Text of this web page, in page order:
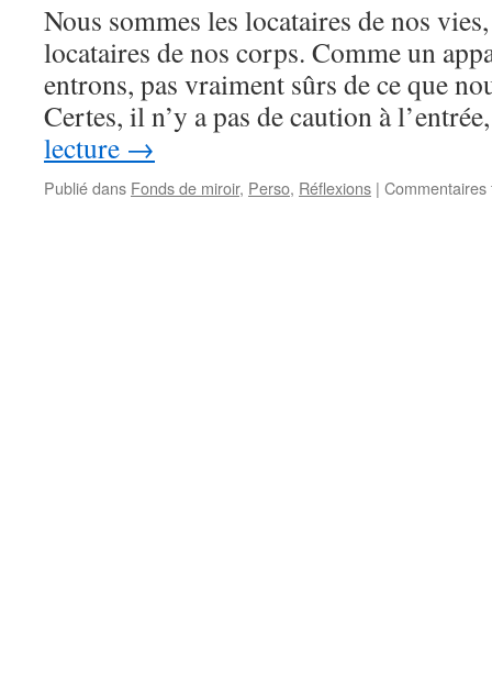
Nous sommes les locataires de nos
locataires de nos corps. Comme un
entrons, pas vraiment sûrs de ce que
Certes, il n’y a pas de caution à
lecture →
Publié dans Fonds de miroir, Perso, Réflexions | Commentaires